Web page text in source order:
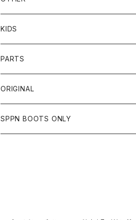
CAP
OTHER
SHIRTS
VANSON
OTHER
SHIRTS
TOYS McCOY
OTHER
TOPS
VIN&AGE
WEAR
HARLEY DAVIDSON
72JAM
リード工業
CHURCHILL
NAPA
DIN MARKET
ROUGH TAIL
DIN MARKET
STREAM TRAIL
BAG
LEUS
HTC
SLOW WEAR LION
STANCE
KIDS
PARTS
ORIGINAL
TOPS
SPPN BOOTS ONLY